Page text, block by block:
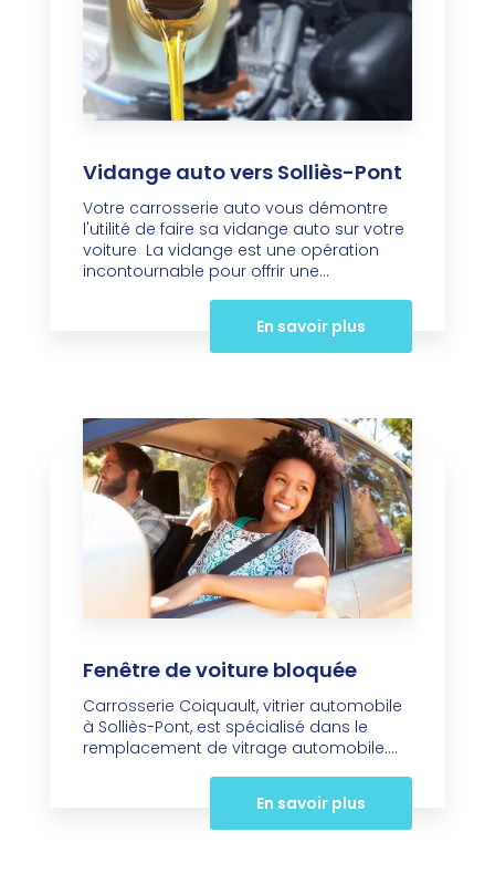
Vidange auto vers Solliès-Pont
Votre carrosserie auto vous démontre
l'utilité de faire sa vidange auto sur votre
voiture La vidange est une opération
incontournable pour offrir une...
En savoir plus
Fenêtre de voiture bloquée
Carrosserie Coiquault, vitrier automobile
à Solliès-Pont, est spécialisé dans le
remplacement de vitrage automobile....
En savoir plus